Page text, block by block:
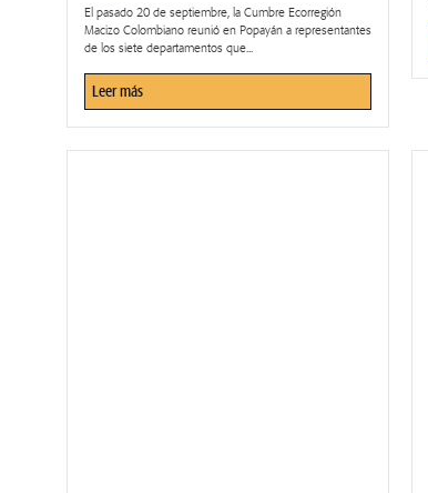
El pasado 20 de septiembre, la Cumbre Ecorregión
Macizo Colombiano reunió en Popayán a representantes
de los siete departamentos que...
Leer más